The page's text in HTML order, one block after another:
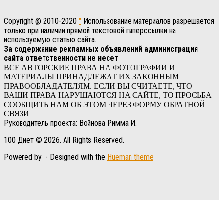
Copyright @ 2010-2020 " Использование материалов разрешается
только при наличии прямой текстовой гиперссылки на
используемую статью сайта.
За содержание рекламных объявлений администрация
сайта ответственности не несет
ВСЕ АВТОРСКИЕ ПРАВА НА ФОТОГРАФИИ И
МАТЕРИАЛЫ ПРИНАДЛЕЖАТ ИХ ЗАКОННЫМ
ПРАВООБЛАДАТЕЛЯМ. ЕСЛИ ВЫ СЧИТАЕТЕ, ЧТО
ВАШИ ПРАВА НАРУШАЮТСЯ НА САЙТЕ, ТО ПРОСЬБА
СООБЩИТЬ НАМ ОБ ЭТОМ ЧЕРЕЗ ФОРМУ ОБРАТНОЙ
СВЯЗИ
Руководитель проекта: Войнова Римма И.
100 Диет © 2026. All Rights Reserved.
Powered by - Designed with the Hueman theme